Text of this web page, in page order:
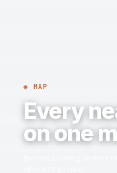
◉ MAP
Every
on one